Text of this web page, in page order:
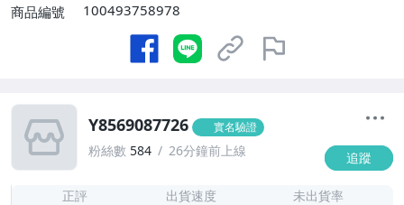
商品編號
100493758978
Y8569087726 實名驗證
粉絲數 584 26分鐘前上線 追蹤
正評 出貨速度 未出貨率